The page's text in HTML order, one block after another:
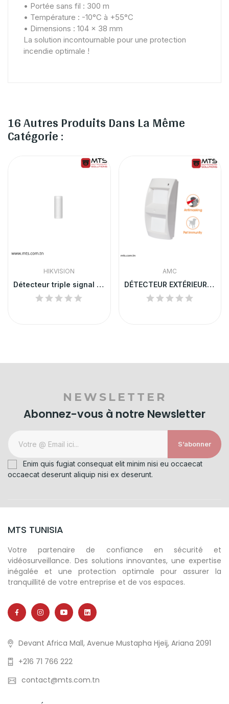
• Portée sans fil : 300 m
• Température : -10°C à +55°C
• Dimensions : 104 x 38 mm
La solution incontournable pour une protection
incendie optimale !
16 Autres Produits Dans La Même
Catégorie :
HIKVISION
Détecteur triple signal sans fil HIKVISION
AMC
DÉTECTEUR EXTÉRIEUR SANS FIL - SOOTDOOR 800
NEWSLETTER
Abonnez-vous à notre Newsletter
S’abonner
Enim quis fugiat consequat elit minim nisi eu occaecat
occaecat deserunt aliquip nisi ex deserunt.
MTS TUNISIA
Votre partenaire de confiance en sécurité et
vidéosurveillance. Des solutions innovantes, une expertise
inégalée et une protection optimale pour assurer la
tranquillité de votre entreprise et de vos espaces.
Devant Africa Mall, Avenue Mustapha Hjeij, Ariana 2091
+216 71 766 222
contact@mts.com.tn